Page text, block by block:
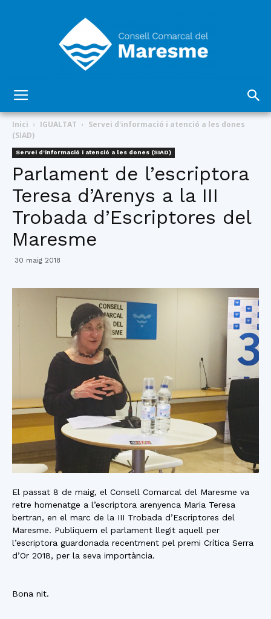
Comarcal
del
Inici IGUALTAT
Servei d'informació i atenció a les dones
(SIAD)
Servei d'informació i atenció a les dones (SIAD)
Parlament de l’escriptora
Teresa d’Arenys a la III
Trobada d’Escriptores del
Maresme
30 maig 2018
El passat 8 de maig, el Consell Comarcal del Maresme va
retre homenatge a l’escriptora arenyenca Maria Teresa
bertran, en el marc de la III Trobada d’Escriptores del
Maresme. Publiquem el parlament llegit aquell per
l’escriptora guardonada recentment pel premi Crítica Serra
d’Or 2018, per la seva importància.
Bona nit.